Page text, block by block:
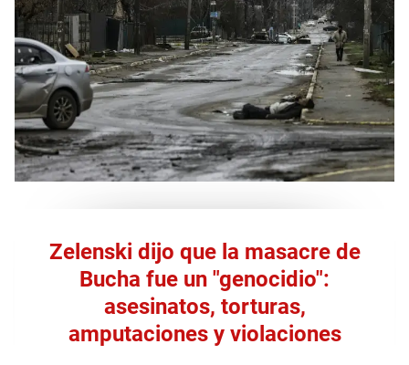
Zelenski dijo que la masacre de
Bucha fue un "genocidio":
asesinatos, torturas,
amputaciones y violaciones